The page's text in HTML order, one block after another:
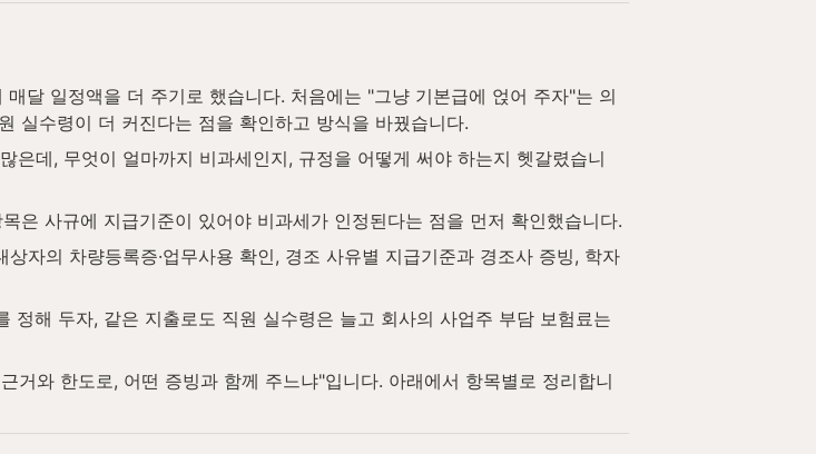
달 일정액을 더 주기로 했습니다. 처음에는 "그냥 기본급에 얹어 주자"는 의
실수령이 더 커진다는 점을 확인하고 방식을 바꿨습니다.
은데, 무엇이 얼마까지 비과세인지, 규정을 어떻게 써야 하는지 헷갈렸습니
은 사규에 지급기준이 있어야 비과세가 인정된다는 점을 먼저 확인했습니다.
자의 차량등록증·업무사용 확인, 경조 사유별 지급기준과 경조사 증빙, 학자
정해 두자, 같은 지출로도 직원 실수령은 늘고 회사의 사업주 부담 보험료는
거와 한도로, 어떤 증빙과 함께 주느냐"입니다. 아래에서 항목별로 정리합니